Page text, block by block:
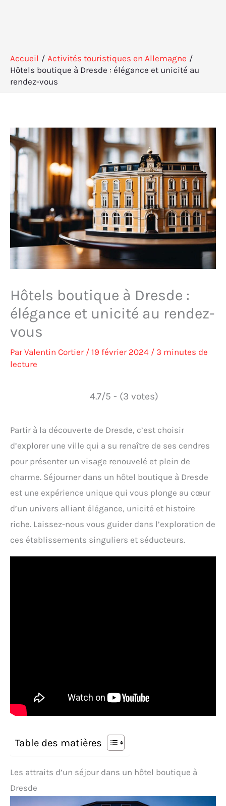
Accueil
Activités touristiques en Allemagne
Hôtels boutique à Dresde : élégance et unicité au
rendez-vous
Hôtels boutique à Dresde :
élégance et unicité au rendez-
vous
ParValentin Cortier / 19 février 2024 / 3 minutes de
lecture
4.7/5 - (3 votes)
Partir à la découverte de Dresde, c’est choisir
d’explorer une ville qui a su renaître de ses cendres
pour présenter un visage renouvelé et plein de
charme. Séjourner dans un hôtel boutique à Dresde
est une expérience unique qui vous plonge au cœur
d’un univers alliant élégance, unicité et histoire
riche. Laissez-nous vous guider dans l’exploration de
ces établissements singuliers et séducteurs.
Table des matières
Les attraits d’un séjour dans un hôtel boutique à
Dresde